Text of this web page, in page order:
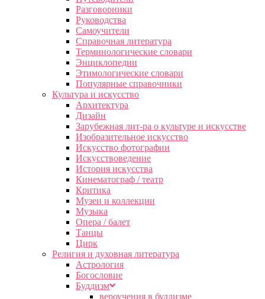
Разговорники
Руководства
Самоучители
Справочная литература
Терминологические словари
Энциклопедии
Этимологические словари
Популярные справочники
Культура и искусство
Архитектура
Дизайн
Зарубежная лит-ра о культуре и искусстве
Изобразительное искусство
Искусство фотографии
Искусствоведение
История искусства
Кинематограф / театр
Критика
Музеи и коллекции
Музыка
Опера / балет
Танцы
Цирк
Религия и духовная литература
Астрология
Богословие
Буддизм
вероучения в буддизме